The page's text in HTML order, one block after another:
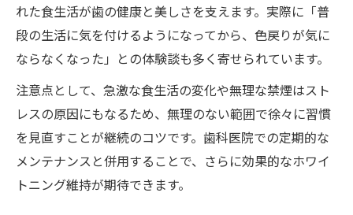
れた食生活が歯の健康と美しさを支えます。実際に「普
段の生活に気を付けるようになってから、色戻りが気に
ならなくなった」との体験談も多く寄せられています。
注意点として、急激な食生活の変化や無理な禁煙はスト
レスの原因にもなるため、無理のない範囲で徐々に習慣
を見直すことが継続のコツです。歯科医院での定期的な
メンテナンスと併用することで、さらに効果的なホワイ
トニング維持が期待できます。